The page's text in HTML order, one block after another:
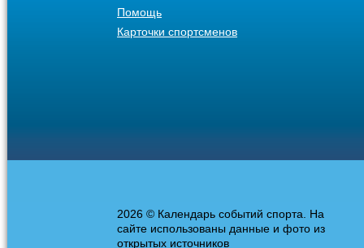
Помощь
Карточки спортсменов
2026 © Календарь событий спорта. На
сайте использованы данные и фото из
открытых источников